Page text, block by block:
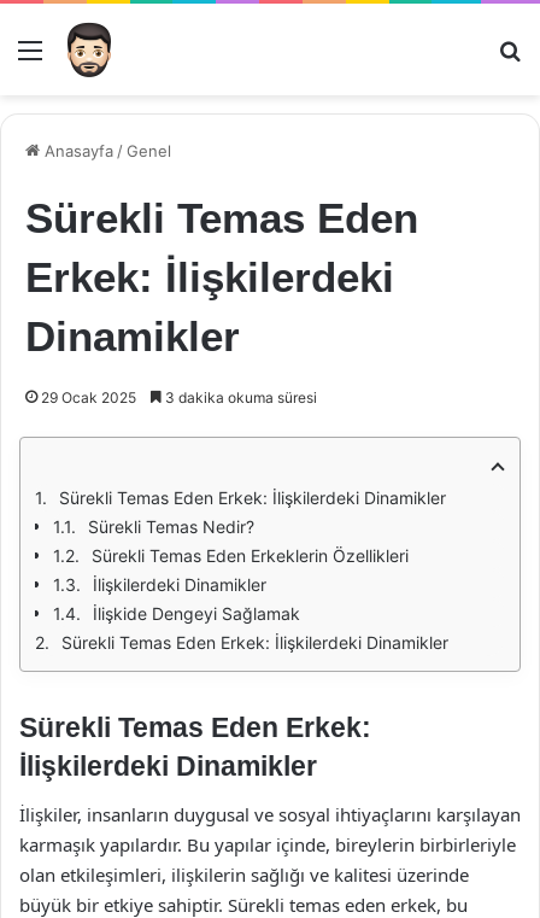
Menü
Anasayfa /Genel
Sürekli Temas Eden
Erkek: İlişkilerdeki
Dinamikler
29 Ocak 2025 3 dakika okuma süresi
Sürekli Temas Eden Erkek: İlişkilerdeki Dinamikler
Sürekli Temas Nedir?
Sürekli Temas Eden Erkeklerin Özellikleri
İlişkilerdeki Dinamikler
İlişkide Dengeyi Sağlamak
Sürekli Temas Eden Erkek: İlişkilerdeki Dinamikler
Sürekli Temas Eden Erkek:
İlişkilerdeki Dinamikler
İlişkiler, insanların duygusal ve sosyal ihtiyaçlarını karşılayan
karmaşık yapılardır. Bu yapılar içinde, bireylerin birbirleriyle
olan etkileşimleri, ilişkilerin sağlığı ve kalitesi üzerinde
büyük bir etkiye sahiptir. Sürekli temas eden erkek, bu